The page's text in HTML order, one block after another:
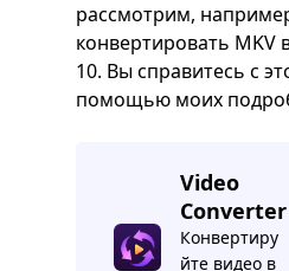
рассмотрим,
конвертировать MKV
10. Вы справитесь с
помощью моих
Video
Converter
Конвертиру
йте видео в